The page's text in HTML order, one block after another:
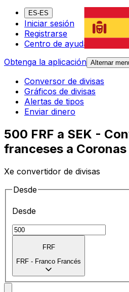
ES-ES
Iniciar sesión
Registrarse
Centro de ayuda
Obtenga la aplicación Alternar
Conversor de divisas
Gráficos de divisas
Alertas de tipos
Enviar dinero
500 FRF a SEK -
franceses a
Xe convertidor de divisas
Desde
Desde
FRF
FRF - Franco Francés